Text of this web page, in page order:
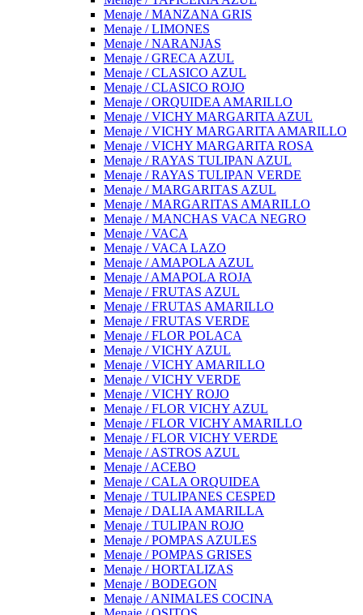
Menaje / MANZANA GRIS
Menaje / LIMONES
Menaje / NARANJAS
Menaje / GRECA AZUL
Menaje / CLASICO AZUL
Menaje / CLASICO ROJO
Menaje / ORQUIDEA AMARILLO
Menaje / VICHY MARGARITA AZUL
Menaje / VICHY MARGARITA AMARILLO
Menaje / VICHY MARGARITA ROSA
Menaje / RAYAS TULIPAN AZUL
Menaje / RAYAS TULIPAN VERDE
Menaje / MARGARITAS AZUL
Menaje / MARGARITAS AMARILLO
Menaje / MANCHAS VACA NEGRO
Menaje / VACA
Menaje / VACA LAZO
Menaje / AMAPOLA AZUL
Menaje / AMAPOLA ROJA
Menaje / FRUTAS AZUL
Menaje / FRUTAS AMARILLO
Menaje / FRUTAS VERDE
Menaje / FLOR POLACA
Menaje / VICHY AZUL
Menaje / VICHY AMARILLO
Menaje / VICHY VERDE
Menaje / VICHY ROJO
Menaje / FLOR VICHY AZUL
Menaje / FLOR VICHY AMARILLO
Menaje / FLOR VICHY VERDE
Menaje / ASTROS AZUL
Menaje / ACEBO
Menaje / CALA ORQUIDEA
Menaje / TULIPANES CESPED
Menaje / DALIA AMARILLA
Menaje / TULIPAN ROJO
Menaje / POMPAS AZULES
Menaje / POMPAS GRISES
Menaje / HORTALIZAS
Menaje / BODEGON
Menaje / ANIMALES COCINA